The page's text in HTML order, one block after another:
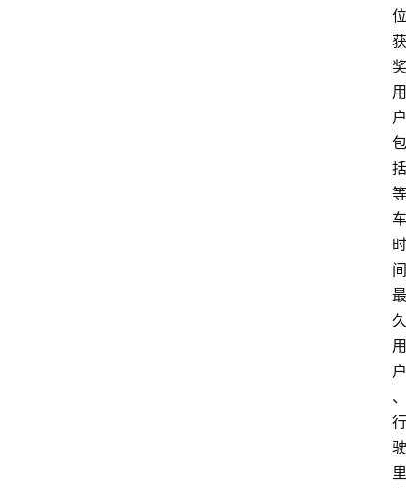
位
获
奖
用
户
包
括
等
车
时
间
最
久
用
户
、
行
驶
里